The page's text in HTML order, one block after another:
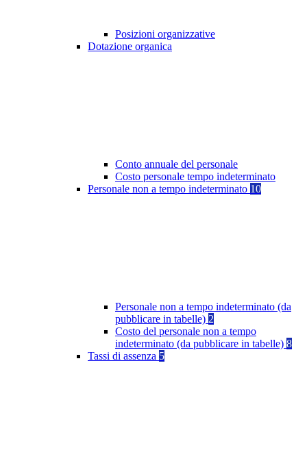
Posizioni organizzative
Dotazione organica
Conto annuale del personale
Costo personale tempo indeterminato
Personale non a tempo indeterminato 10
Personale non a tempo indeterminato (da
pubblicare in tabelle) 2
Costo del personale non a tempo
indeterminato (da pubblicare in tabelle) 8
Tassi di assenza 5